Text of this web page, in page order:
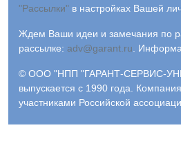
"Рассылки" в настройках Вашей
Ждем Ваши идеи и замечания по
рассылке: adv@garant.ru
© ООО "НПП "ГАРАНТ-СЕРВИС-
выпускается с 1990 года.
участниками Российской